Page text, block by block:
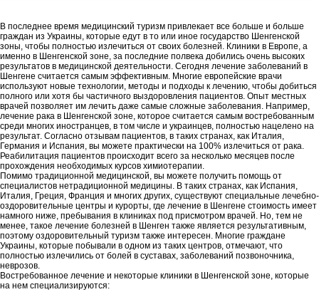
В последнее время медицинский туризм привлекает все больше и больше
граждан из Украины, которые едут в то или иное государство Шенгенской
зоны, чтобы полностью излечиться от своих болезней. Клиники в Европе, а
именно в Шенгенской зоне, за последние полвека добились очень высоких
результатов в медицинской деятельности. Сегодня лечение заболеваний в
Шенгене считается самым эффективным. Многие европейские врачи
используют новые технологии, методы и подходы к лечению, чтобы добиться
полного или хотя бы частичного выздоровления пациентов. Опыт местных
врачей позволяет им лечить даже самые сложные заболевания. Например,
лечение рака в Шенгенской зоне, которое считается самым востребованным
среди многих иностранцев, в том числе и украинцев, полностью нацелено на
результат. Согласно отзывам пациентов, в таких странах, как Италия,
Германия и Испания, вы можете практически на 100% излечиться от рака.
Реабилитация пациентов происходит всего за несколько месяцев после
прохождения необходимых курсов химиотерапии.
Помимо традиционной медицинской, вы можете получить помощь от
специалистов нетрадиционной медицины. В таких странах, как Испания,
Италия, Греция, Франция и многих других, существуют специальные лечебно-
оздоровительные центры и курорты, где лечение в Шенгене стоимость имеет
намного ниже, пребывания в клиниках под присмотром врачей. Но, тем не
менее, такое лечение болезней в Шенген также является результативным,
поэтому оздоровительный туризм также интересен. Многие граждане
Украины, которые побывали в одном из таких центров, отмечают, что
полностью излечились от болей в суставах, заболеваний позвоночника,
неврозов.
Востребованное лечение и некоторые клиники в Шенгенской зоне, которые
на нем специализируются: